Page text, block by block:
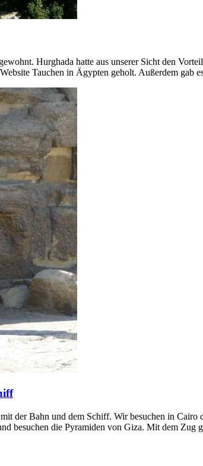
Hurghada hatte aus unserer Sicht den
Tauchen in Ägypten geholt. Außerdem
der Bahn und dem Schiff. Wir besuchen in
besuchen die Pyramiden von Giza. Mit dem Zug